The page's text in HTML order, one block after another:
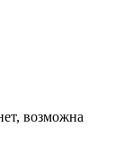
возможна